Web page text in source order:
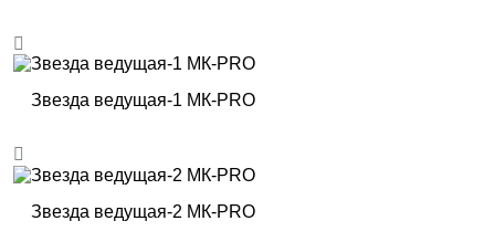
Звезда ведущая-1 МК-PRO
Звезда ведущая-2 МК-PRO